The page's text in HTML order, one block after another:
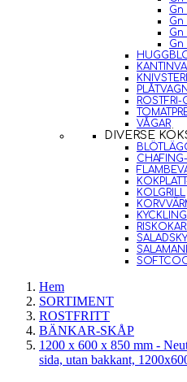
Gn
Gn
Gn
ROSTFRI-
VÅGAR
DIVERSE
KOLGRILL
Hem
SORTIMENT
ROSTFRITT
BÄNKAR-SKÅP
1200 x 600 x 850 mm -
sida, utan bakkant,